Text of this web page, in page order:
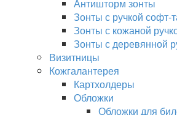
Антишторм зонты
Зонты с ручкой софт-
Зонты с кожаной
Зонты с деревянной
Визитницы
Кожгалантерея
Картхолдеры
Обложки
Обложки для